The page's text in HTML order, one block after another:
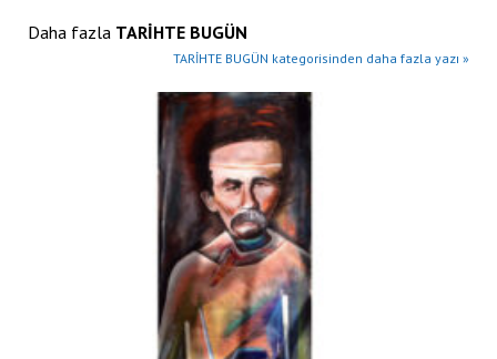
Daha fazla TARİHTE BUGÜN
TARİHTE BUGÜN kategorisinden daha fazla yazı »